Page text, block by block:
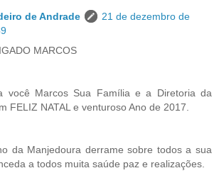
de Andrade
21 de dezembro de
MARCOS
você Marcos Sua Família e a Diretoria da
FELIZ NATAL e venturoso Ano de 2017.
da Manjedoura derrame sobre todos a sua
a todos muita saúde paz e realizações.